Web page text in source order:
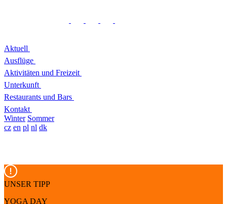
Aktuell
Ausflüge
Aktivitäten und Freizeit
Unterkunft
Restaurants und Bars
Kontakt
Winter Sommer
cz en pl nl dk
UNSER TIPP
YOGA DAY